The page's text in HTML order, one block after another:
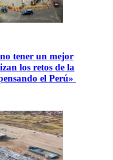
tener un mejor
los retos de la
el Perú»